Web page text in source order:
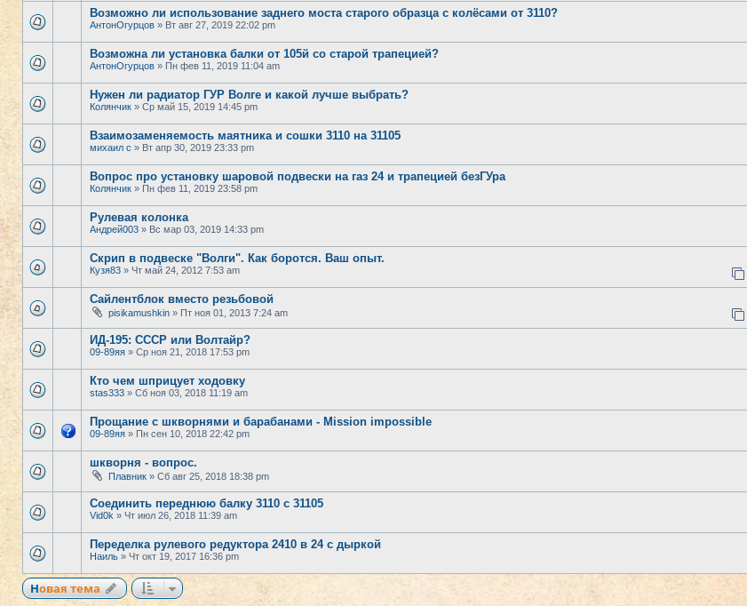
Возможно ли использование заднего моста старого образца с колёсами от 3110?
АнтонОгурцов » Вт авг 27, 2019 22:02 pm
Возможна ли установка балки от 105й со старой трапецией?
АнтонОгурцов » Пн фев 11, 2019 11:04 am
Нужен ли радиатор ГУР Волге и какой лучше выбрать?
Колянчик » Ср май 15, 2019 14:45 pm
Взаимозаменяемость маятника и сошки 3110 на 31105
михаил с » Вт апр 30, 2019 23:33 pm
Вопрос про установку шаровой подвески на газ 24 и трапецией безГУра
Колянчик » Пн фев 11, 2019 23:58 pm
Рулевая колонка
Андрей003 » Вс мар 03, 2019 14:33 pm
Скрип в подвеске "Волги". Как боротся. Ваш опыт.
Кузя83 » Чт май 24, 2012 7:53 am
Сайлентблок вместо резьбовой
pisikamushkin » Пт ноя 01, 2013 7:24 am
ИД-195: СССР или Волтайр?
09-89яя » Ср ноя 21, 2018 17:53 pm
Кто чем шприцует ходовку
stas333 » Сб ноя 03, 2018 11:19 am
Прощание с шкворнями и барабанами - Mission impossible
09-89яя » Пн сен 10, 2018 22:42 pm
шкворня - вопрос.
Плавник » Сб авг 25, 2018 18:38 pm
Соединить переднюю балку 3110 с 31105
Vid0k » Чт июл 26, 2018 11:39 am
Переделка рулевого редуктора 2410 в 24 с дыркой
Наиль » Чт окт 19, 2017 16:36 pm
Новая тема